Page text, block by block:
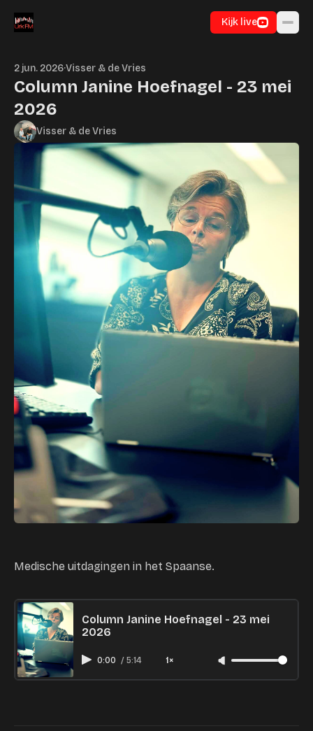
Kijk live
2 jun. 2026·Visser & de Vries
Column Janine Hoefnagel - 23 mei
2026
Visser & de Vries
Medische uitdagingen in het Spaanse.
Column Janine Hoefnagel - 23 mei
2026
0:00 / 5:14 1×